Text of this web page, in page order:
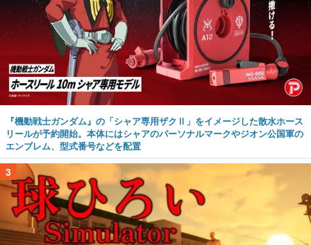
『機動戦士ガンダム』の「シャア専用ザクⅡ」をイメージした散水ホース
リールが予約開始。本体にはシャアのパーソナルマークやジオン公国軍の
エンブレム、型式番号などを配置
3